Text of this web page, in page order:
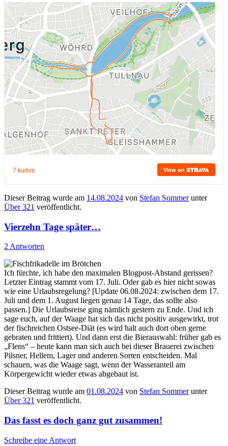
Dieser Beitrag wurde am 14.08.2024 von Stefan Sommerunter
Über 321 veröffentlicht.
Vierzehn Tage später…
2 Antworten
Ich fürchte, ich habe den maximalen Blogpost-Abstand gerissen?
Letzter Eintrag stammt vom 17. Juli. Oder gab es hier nicht sowas
wie eine Urlaubsregelung? [Update 06.08.2024: zwischen dem 17.
Juli und dem 1. August liegen genau 14 Tage, das sollte also
passen.] Die Urlaubsreise ging nämlich gestern zu Ende. Und ich
sage euch, auf der Waage hat sich das nicht positiv ausgewirkt, trot
der fischreichen Ostsee-Diät (es wird halt auch dort oben gerne
gebraten und frittiert). Und dann erst die Bierauswahl: früher gab es
„Flens“ – heute kann man sich auch bei dieser Brauerei zwischen
Pilsner, Hellem, Lager und anderen Sorten entscheiden. Mal
schauen, was die Waage sagt, wenn der Wasseranteil am
Körpergewicht wieder etwas abgebaut ist.
Dieser Beitrag wurde am 01.08.2024 von Stefan Sommerunter
Über 321 veröffentlicht.
Das fasst es doch ganz gut zusammen!
Schreibe eine Antwort